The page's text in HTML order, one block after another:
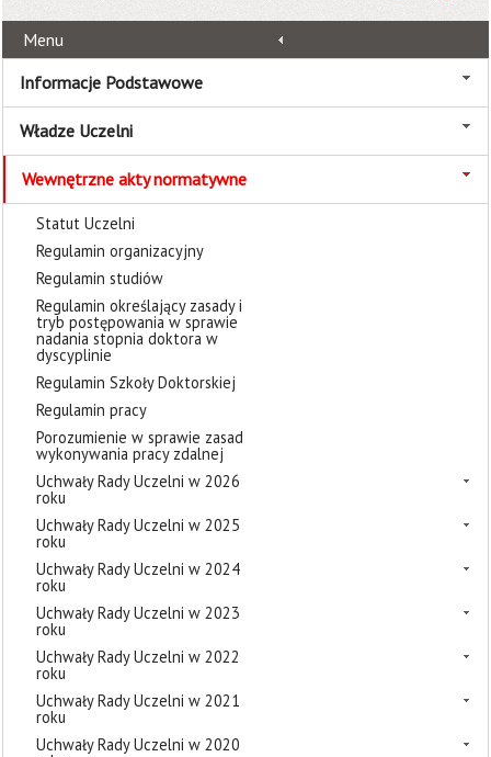
Menu
Informacje Podstawowe
Władze Uczelni
Wewnętrzne akty normatywne
Statut Uczelni
Regulamin organizacyjny
Regulamin studiów
Regulamin określający zasady i
tryb postępowania w sprawie
nadania stopnia doktora w
dyscyplinie
Regulamin Szkoły Doktorskiej
Regulamin pracy
Porozumienie w sprawie zasad
wykonywania pracy zdalnej
Uchwały Rady Uczelni w 2026
roku
Uchwały Rady Uczelni w 2025
roku
Uchwały Rady Uczelni w 2024
roku
Uchwały Rady Uczelni w 2023
roku
Uchwały Rady Uczelni w 2022
roku
Uchwały Rady Uczelni w 2021
roku
Uchwały Rady Uczelni w 2020